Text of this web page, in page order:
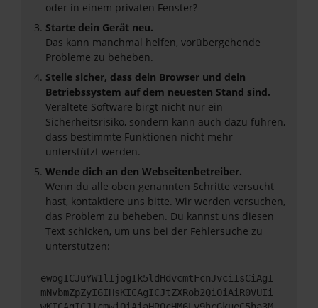
oder in einem privaten Fenster?
Starte dein Gerät neu.
Das kann manchmal helfen, vorübergehende
Probleme zu beheben.
Stelle sicher, dass dein Browser und dein
Betriebssystem auf dem neuesten Stand sind.
Veraltete Software birgt nicht nur ein
Sicherheitsrisiko, sondern kann auch dazu führen,
dass bestimmte Funktionen nicht mehr
unterstützt werden.
Wende dich an den Webseitenbetreiber.
Wenn du alle oben genannten Schritte versucht
hast, kontaktiere uns bitte. Wir werden versuchen,
das Problem zu beheben. Du kannst uns diesen
Text schicken, um uns bei der Fehlersuche zu
unterstützen:
ewogICJuYW1lIjogIk5ldHdvcmtFcnJvciIsCiAgI
mNvbmZpZyI6IHsKICAgICJtZXRob2QiOiAiR0VUIi